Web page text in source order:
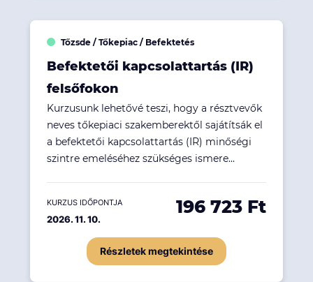
Tőzsde / Tőkepiac / Befektetés
Befektetői kapcsolattartás (IR)
felsőfokon
Kurzusunk lehetővé teszi, hogy a résztvevők
neves tőkepiaci szakemberektől sajátítsák el
a befektetői kapcsolattartás (IR) minőségi
szintre emeléséhez szükséges ismere...
KURZUS IDŐPONTJA
2026. 11. 10.
196 723 Ft
Részletek megtekintése